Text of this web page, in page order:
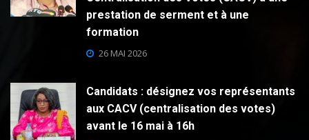
prestation de serment et à une
formation
26 MAI 2026
Candidats : désignez vos représentants
aux CACV (centralisation des votes)
avant le 16 mai à 16h